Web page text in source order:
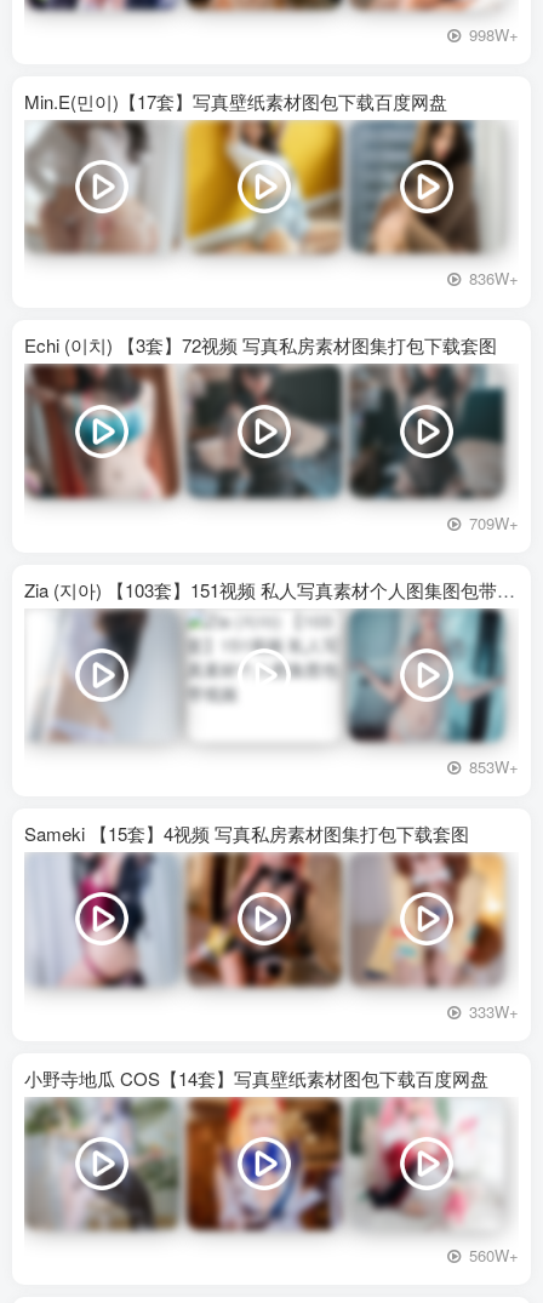
998W+
Min.E(민이)【17套】写真壁纸素材图包下载百度网盘
836W+
Echi (이치) 【3套】72视频 写真私房素材图集打包下载套图
709W+
Zia (지아) 【103套】151视频 私人写真素材个人图集图包带视频
853W+
Sameki 【15套】4视频 写真私房素材图集打包下载套图
333W+
小野寺地瓜 COS【14套】写真壁纸素材图包下载百度网盘
560W+